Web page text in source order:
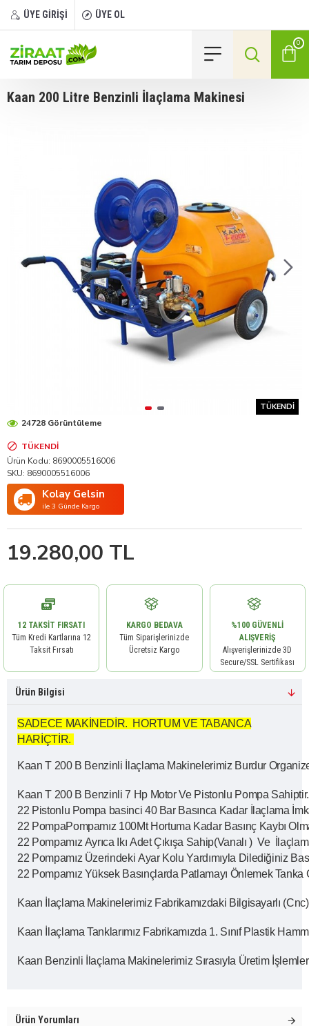
ÜYE GİRİŞİ ÜYE OL
0
Kaan 200 Litre Benzinli İlaçlama Makinesi
TÜKENDI
19.280,00 TL
TÜKENDI
Ürün Kodu: 8690005516006
SKU: 8690005516006
Kolay Gelsin
ile 3 Günde Kargo
24728 Görüntüleme
12 TAKSIT FIRSATI
Tüm Kredi Kartlarına 12
Taksit Fırsatı
KARGO BEDAVA
Tüm Siparişlerinizde
Ücretsiz Kargo
%100 GÜVENLI
ALIŞVERIŞ
Alışverişlerinizde 3D
Secure/SSL Sertifikası
Ürün Bilgisi
SADECE MAKİNEDİR. HORTUM VE TABANCA
HARİÇTİR.
Kaan T 200 B Benzinli İlaçlama Makinelerimiz Burdur
Kaan T 200 B Benzinli 7 Hp Motor Ve Pistonlu Pompa
22 Pistonlu Pompa basinci 40 Bar Basınca Kadar İlaçlama
22 PompaPompamız 100Mt Hortuma Kadar Basınç Kaybı
22 Pompamız Ayrıca Ikı Adet Çıkışa Sahip(Vanalı ) Ve
22 Pompamız Üzerindeki Ayar Kolu Yardımıyla Dilediğiniz
22 Pompamız Yüksek Basınçlarda Patlamayı Önlemek Tanka
Kaan İlaçlama Makinelerimiz Fabrikamızdaki Bilgisayarlı
Kaan İlaçlama Tanklarımız Fabrikamızda 1. Sınıf Plastik
Kaan Benzinli İlaçlama Makinelerimiz Sırasıyla Üretim
Ürün Yorumları